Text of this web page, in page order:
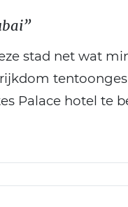
stad net wat
Palace hotel te